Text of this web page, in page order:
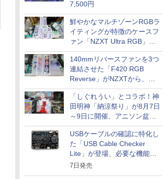
7,500円
鮮やかなマルチゾーンRGBラ
イティングが特徴のケースフ
ァン「NZXT Ultra RGB」が
発売、計8製品
140mmリバースファンを3つ
連結させた「F420 RGB
Reverse」がNZXTから、単
一フレーム採用
「しぐれうい」とコラボ！神
田明神「納涼祭り」が8月7日
～9日に開催、アニソン盆踊
りや屋台グルメなどもあり
USBケーブルの確認に特化し
た「USB Cable Checker
Lite」が登場、必要な機能を
凝縮しコンパクトに
7日発売